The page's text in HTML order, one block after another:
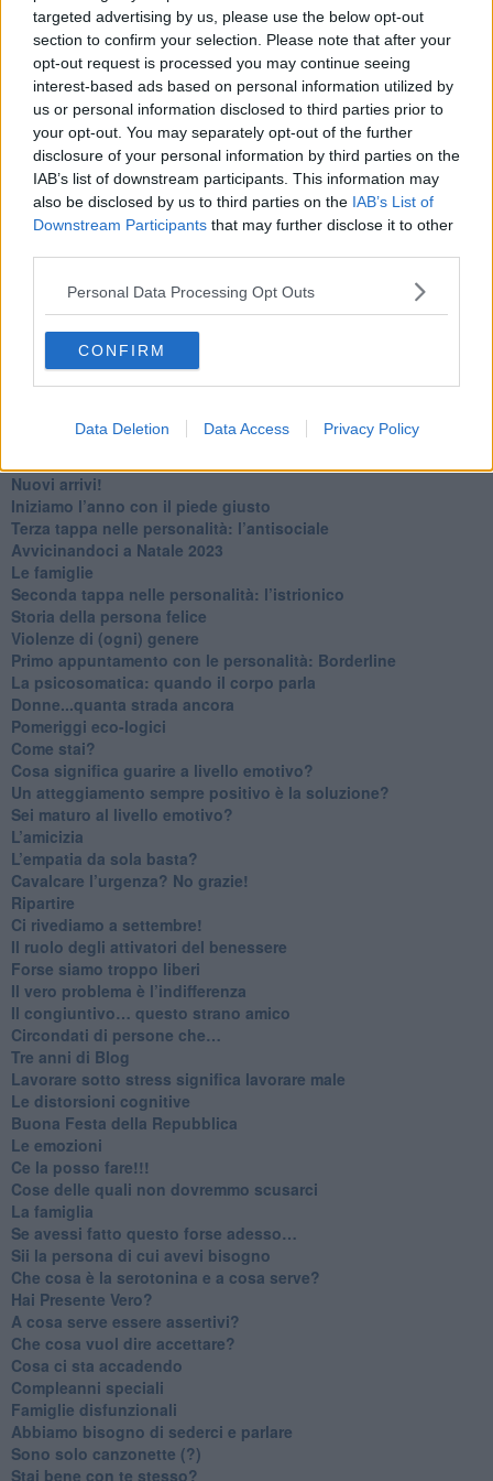
targeted advertising by us, please use the below opt-out
section to confirm your selection. Please note that after your
opt-out request is processed you may continue seeing
interest-based ads based on personal information utilized by
us or personal information disclosed to third parties prior to
your opt-out. You may separately opt-out of the further
disclosure of your personal information by third parties on the
IAB’s list of downstream participants. This information may
also be disclosed by us to third parties on the IAB’s List of
Downstream Participants that may further disclose it to other
Personal Data Processing Opt Outs
CONFIRM
Data Deletion Data Access Privacy Policy
​4 anni di Blog
Quando il silenzio è aggressivo
​Il passato, questo conosciuto!
​Clima ballerino e sbalzi d’umore
La maternità
​L’uomo o l’orso?
Non hanno un amico a teatro​
​Tutta una questione di rispetto
​Cose che ci esauriscono
​Vespa che passione!
​Lasciate ai vostri figli il diritto di piangere
​Parole d’amore regalate al vento
​Essere genitori di un adolescente
​Giornata del Fiocchetto Lilla
​Venerdì emozionalmente sostenibile
Ma ti ascolti?
Non dare niente per scontato
Che cos’è la dipendenza affettiva?
​Nuovi arrivi!
​Iniziamo l’anno con il piede giusto
​Terza tappa nelle personalità: l’antisociale
​Avvicinandoci a Natale 2023
Le famiglie
Seconda tappa nelle personalità: l’istrionico
​Storia della persona felice
Violenze di (ogni) genere
​Primo appuntamento con le personalità: Borderline
La psicosomatica: quando il corpo parla
Donne...quanta strada ancora
​Pomeriggi eco-logici
​Come stai?
Cosa significa guarire a livello emotivo?
​Un atteggiamento sempre positivo è la soluzione?
​Sei maturo al livello emotivo?
​L’amicizia
​L’empatia da sola basta?
​Cavalcare l’urgenza? No grazie!
Ripartire
​Ci rivediamo a settembre!
​Il ruolo degli attivatori del benessere
​Forse siamo troppo liberi
​Il vero problema è l’indifferenza
​Il congiuntivo… questo strano amico
​Circondati di persone che…
​Tre anni di Blog
​Lavorare sotto stress significa lavorare male
​Le distorsioni cognitive
​Buona Festa della Repubblica
Le emozioni
​Ce la posso fare!!!
​Cose delle quali non dovremmo scusarci
​La famiglia
​Se avessi fatto questo forse adesso…
​Sii la persona di cui avevi bisogno
Che cosa è la serotonina e a cosa serve?
​Hai Presente Vero?
A cosa serve essere assertivi?
​Che cosa vuol dire accettare?
​Cosa ci sta accadendo
​Compleanni speciali
​Famiglie disfunzionali
​Abbiamo bisogno di sederci e parlare
Sono solo canzonette (?)
​Stai bene con te stesso?